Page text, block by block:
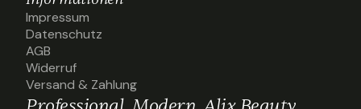
Impressum
Impressum
Datenschutz
Datenschutz
AGB
AGB
Widerruf
Widerruf
Versand & Zahlung
Versand & Zahlung